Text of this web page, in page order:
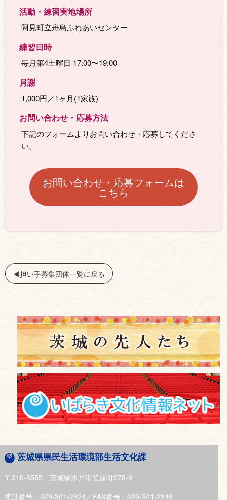
活動・練習実地場所
阿見町立舟島ふれあいセンター
練習日時
毎月第4土曜日 17:00〜19:00
月謝
1,000円／1ヶ月(1家族)
お問い合わせ・応募⽅法
下記のフォームよりお問い合わせ・応募してくださ
い。
お問い合わせ・応募フォームは
こちら
◀︎担い手募集団体一覧に戻る
茨城県県民生活環境部生活文化課
〒310-8555 茨城県水戸市笠原町978-6
電話番号：029-301-2824／FAX番号：029-301-2848